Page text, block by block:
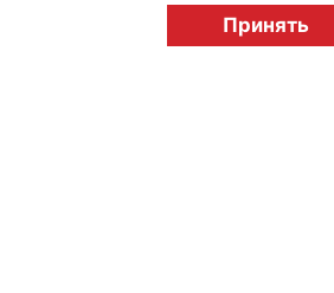
licensingrussia.ru, 2009-
Принять